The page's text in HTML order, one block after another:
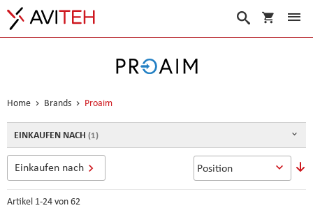
Suche
Home Brands Proaim
Artikel 1-24von62
Einkaufen nach
EINKAUFEN NACH